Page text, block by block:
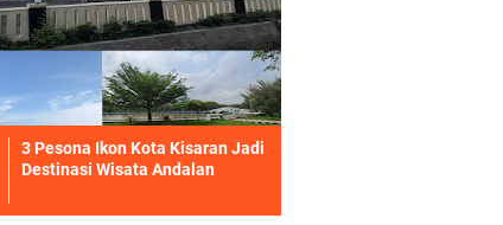
3 Pesona Ikon Kota Kisaran Jadi
Destinasi Wisata Andalan